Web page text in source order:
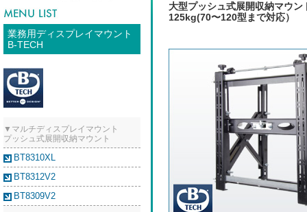
業務用ディスプレイマウント
B-TECH
▼マルチディスプレイマウント
プッシュ式展開収納マウント
BT8310XL
BT8312V2
BT8309V2
大型プッシュ式展開収納マウン
125kg(70〜120型まで対応）